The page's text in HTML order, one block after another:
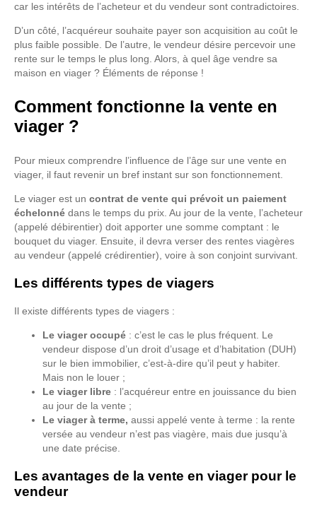
car les intérêts de l’acheteur et du vendeur sont contradictoires.
D’un côté, l’acquéreur souhaite payer son acquisition au coût le
plus faible possible. De l’autre, le vendeur désire percevoir une
rente sur le temps le plus long. Alors, à quel âge vendre sa
maison en viager ? Éléments de réponse !
Comment fonctionne la vente en
viager ?
Pour mieux comprendre l’influence de l’âge sur une vente en
viager, il faut revenir un bref instant sur son fonctionnement.
Le viager est un contrat de vente qui prévoit un paiement
échelonné dans le temps du prix. Au jour de la vente, l’acheteur
(appelé débirentier) doit apporter une somme comptant : le
bouquet du viager. Ensuite, il devra verser des rentes viagères
au vendeur (appelé crédirentier), voire à son conjoint survivant.
Les différents types de viagers
Il existe différents types de viagers :
Le viager occupé : c’est le cas le plus fréquent. Le
vendeur dispose d’un droit d’usage et d’habitation (DUH)
sur le bien immobilier, c’est-à-dire qu’il peut y habiter.
Mais non le louer ;
Le viager libre : l’acquéreur entre en jouissance du bien
au jour de la vente ;
Le viager à terme, aussi appelé vente à terme : la rente
versée au vendeur n’est pas viagère, mais due jusqu’à
une date précise.
Les avantages de la vente en viager pour le
vendeur